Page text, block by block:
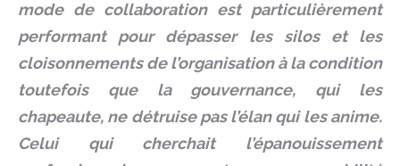
mode de collaboration est particulièrement
performant pour dépasser les silos et les
cloisonnements de l’organisation à la condition
toutefois que la gouvernance, qui les
chapeaute, ne détruise pas l’élan qui les anime.
Celui qui cherchait l’épanouissement